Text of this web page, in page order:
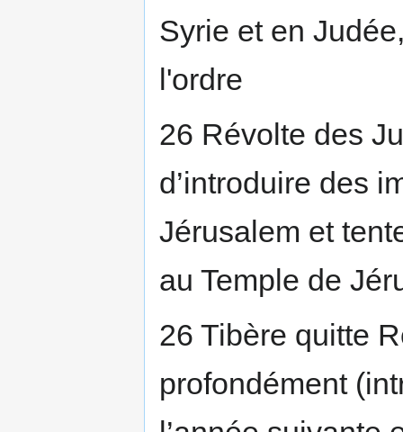
Syrie et en
l'ordre
26 Révolte des
d’introduire des
Jérusalem et
au Temple de
26 Tibère quitte
profondément